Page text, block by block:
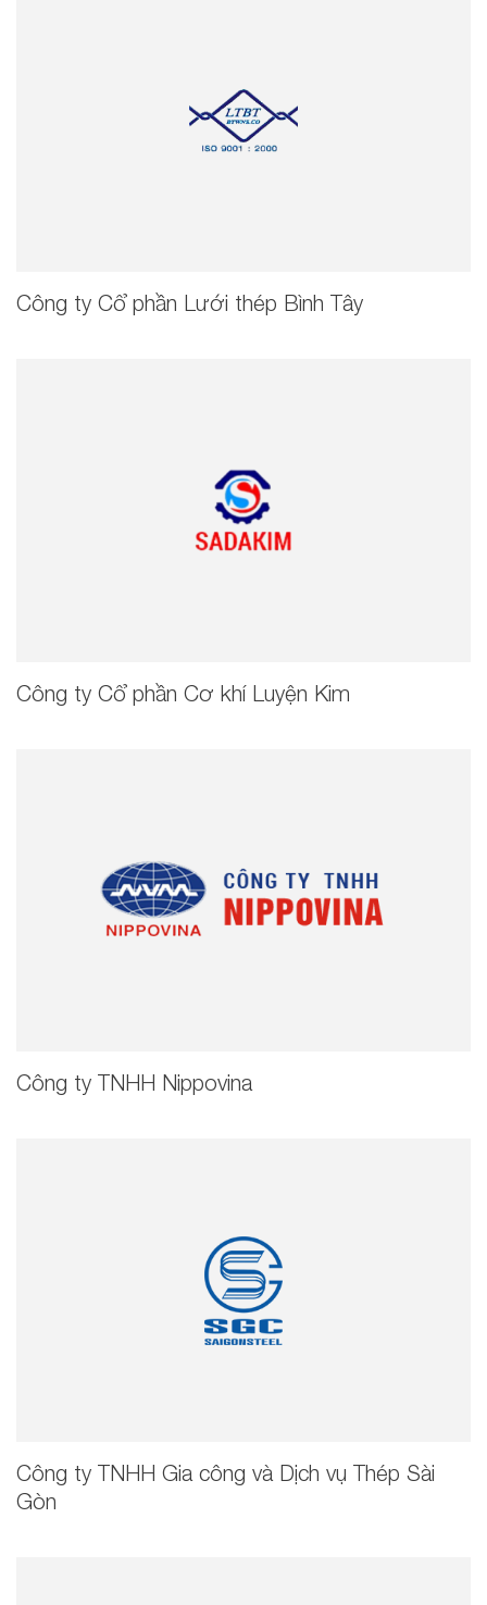
Công ty Cổ phần Lưới thép Bình Tây
Công ty Cổ phần Cơ khí Luyện Kim
Công ty TNHH Nippovina
Công ty TNHH Gia công và Dịch vụ Thép Sài
Gòn